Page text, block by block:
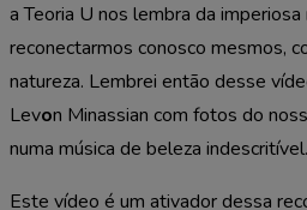
a Teoria U nos lembra da
reconectarmos conosco mesmos,
natureza. Lembrei então desse
Levon Minassian com fotos do
numa música de beleza indescritível.
Este vídeo é um ativador dessa